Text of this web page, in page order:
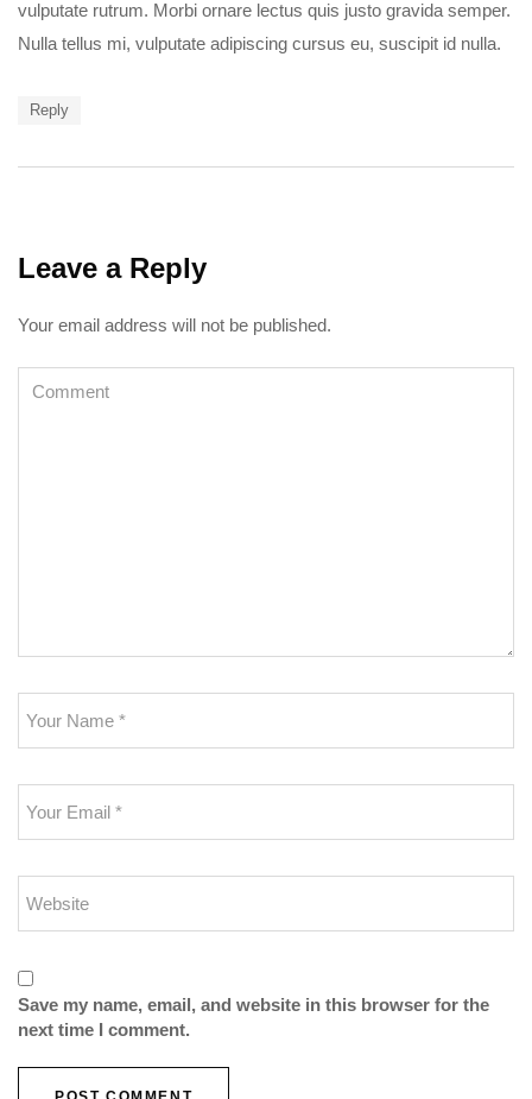
vulputate rutrum. Morbi ornare lectus quis justo gravida semper.
Nulla tellus mi, vulputate adipiscing cursus eu, suscipit id nulla.
Reply
Leave a Reply
Your email address will not be published.
Save my name, email, and website in this browser for the
next time I comment.